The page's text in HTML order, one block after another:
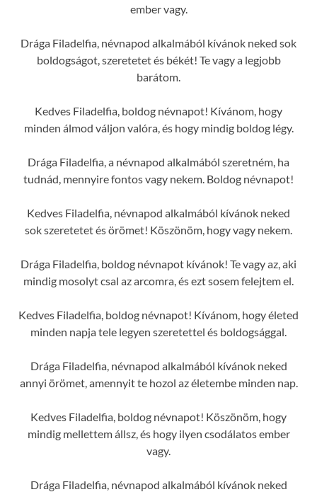
ember vagy.
Drága Filadelfia, névnapod alkalmából kívánok neked sok
boldogságot, szeretetet és békét! Te vagy a legjobb
barátom.
Kedves Filadelfia, boldog névnapot! Kívánom, hogy
minden álmod váljon valóra, és hogy mindig boldog légy.
Drága Filadelfia, a névnapod alkalmából szeretném, ha
tudnád, mennyire fontos vagy nekem. Boldog névnapot!
Kedves Filadelfia, névnapod alkalmából kívánok neked
sok szeretetet és örömet! Köszönöm, hogy vagy nekem.
Drága Filadelfia, boldog névnapot kívánok! Te vagy az, aki
mindig mosolyt csal az arcomra, és ezt sosem felejtem el.
Kedves Filadelfia, boldog névnapot! Kívánom, hogy életed
minden napja tele legyen szeretettel és boldogsággal.
Drága Filadelfia, névnapod alkalmából kívánok neked
annyi örömet, amennyit te hozol az életembe minden nap.
Kedves Filadelfia, boldog névnapot! Köszönöm, hogy
mindig mellettem állsz, és hogy ilyen csodálatos ember
vagy.
Drága Filadelfia, névnapod alkalmából kívánok neked